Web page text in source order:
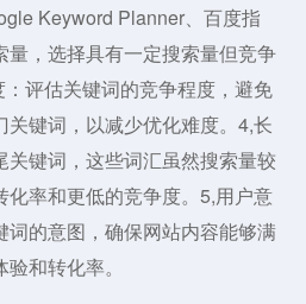
Keyword Planner、百度指
量，选择具有一定搜索量但竞争
评估关键词的竞争程度，避免
键词，以减少优化难度。4,长
关键词，这些词汇虽然搜索量较
化率和更低的竞争度。5,用户意
词的意图，确保网站内容能够满
和转化率。